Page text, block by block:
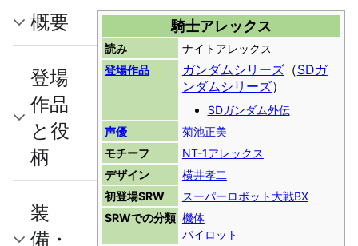
騎士アレックス
読み
ナイトアレックス
登場作品
ガンダムシリーズ（SDガ
ンダムシリーズ）
SDガンダム外伝
声優
菊池正美
モチーフ
NT-1アレックス
デザイン
横井孝二
初登場SRW
スーパーロボット大戦BX
SRWでの分類 機体
パイロット
概要
登場
作品
と役
柄
装
備・